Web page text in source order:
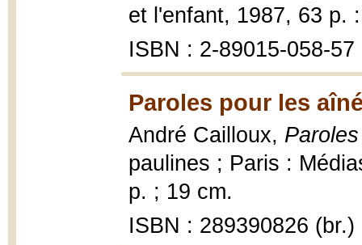
et l'enfant, 1987, 63 p.
ISBN : 2-89015-058-57
Paroles pour les
André Cailloux,
paulines ; Paris :
p. ; 19 cm.
ISBN : 289390826 (br.)